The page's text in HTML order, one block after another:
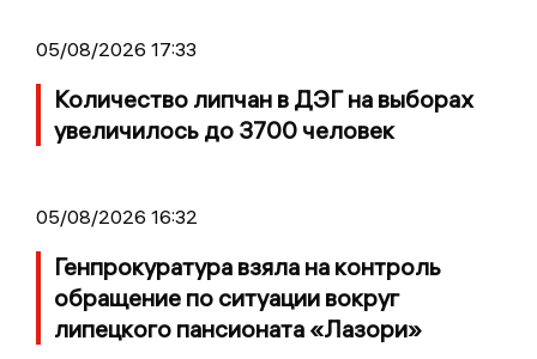
05/08/2026 17:33
Количество липчан в ДЭГ на выборах
увеличилось до 3700 человек
05/08/2026 16:32
Генпрокуратура взяла на контроль
обращение по ситуации вокруг
липецкого пансионата «Лазори»